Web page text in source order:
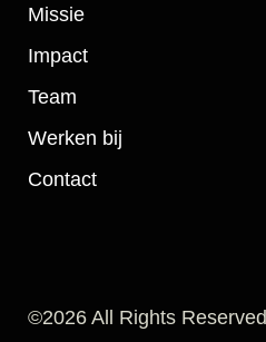
Missie
Impact
Team
Werken bij
Contact
©2026 All Rights Reserved